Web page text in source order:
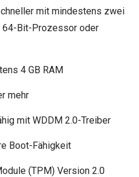
mit mindestens zwei
64-Bit-Prozessor oder
4 GB RAM
mehr
mit WDDM 2.0-Treiber
Boot-Fähigkeit
(TPM) Version 2.0